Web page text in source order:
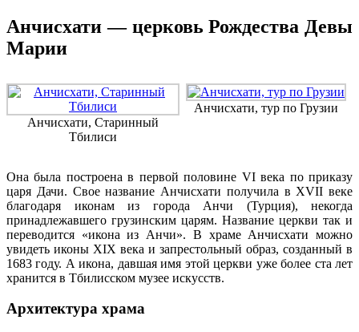
Анчисхати — церковь Рождества Девы
Марии
Анчисхати, Старинный
Тбилиси
Анчисхати, тур по Грузии
Она была построена в первой половине VI века по приказу
царя Дачи. Свое название Анчисхати получила в XVII веке
благодаря иконам из города Анчи (Турция), некогда
принадлежавшего грузинским царям. Название церкви так и
переводится «икона из Анчи». В храме Анчисхати можно
увидеть иконы XIX века и запрестольный образ, созданный в
1683 году. А икона, давшая имя этой церкви уже более ста лет
хранится в Тбилисском музее искусств.
Архитектура храма